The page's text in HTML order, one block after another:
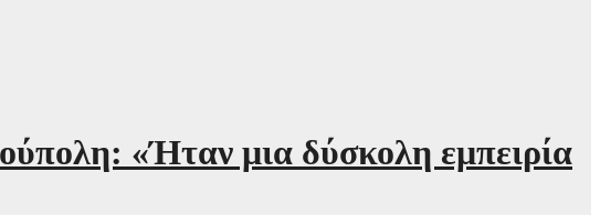
«Ήταν μια δύσκολη εμπειρία